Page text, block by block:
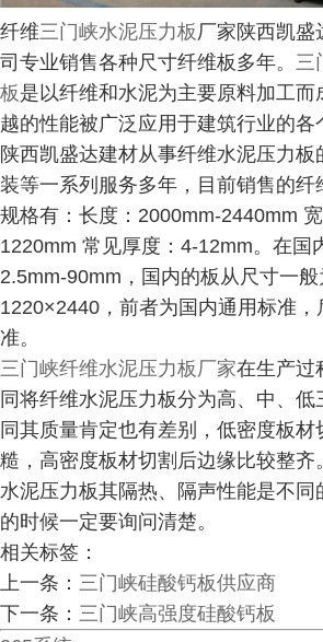
纤维三门峡水泥压力板厂家陕西凯盛
司专业销售各种尺寸纤维板多年。 三
板是以纤维和水泥为主要原料加工而
越的性能被广泛应用于建筑行业的各
陕西凯盛达建材从事纤维水泥压力板
装等一系列服务多年，目前销售的纤
规格有：长度：2000mm-2440mm
1220mm 常见厚度：4-12mm。在国
2.5mm-90mm，国内的板从尺寸一
1220×2440，前者为国内通用标准
准。
三门峡纤维水泥压力板厂家在生产过
同将纤维水泥压力板分为高、中、
同其质量肯定也有差别，低密度板材
糙，高密度板材切割后边缘比较整齐
水泥压力板其隔热、隔声性能是不同
的时候一定要询问清楚。
相关标签：
上一条： 三门峡硅酸钙板供应商
下一条： 三门峡高强度硅酸钙板